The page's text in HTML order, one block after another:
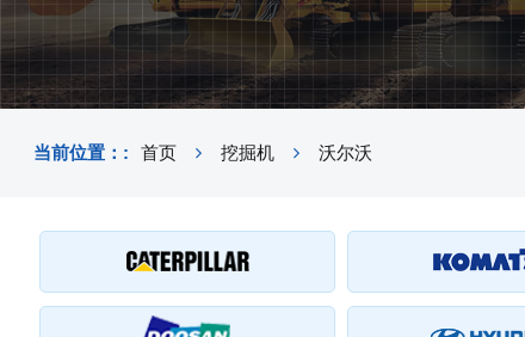
当前位置：: 首页 挖掘机 沃尔沃